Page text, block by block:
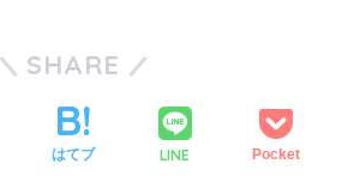
SHARE
はてブ LINE Pocket